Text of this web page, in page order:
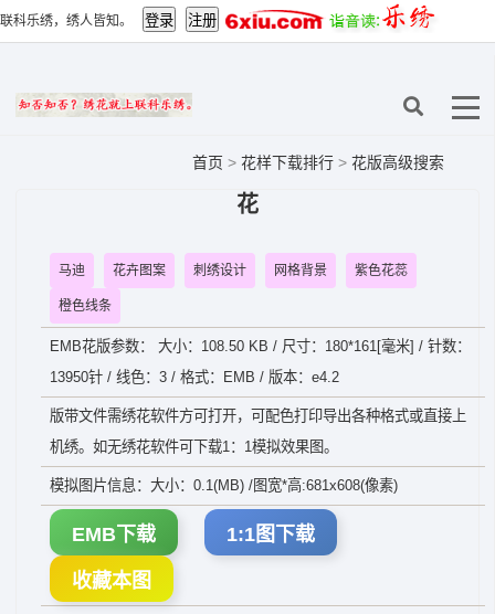
联科乐绣，绣人皆知。
首页 > 花样下载排行 > 花版高级搜索
花
马迪 花卉图案 刺绣设计 网格背景 紫色花蕊
橙色线条
EMB花版参数： 大小：108.50 KB / 尺寸：180*161[毫米] / 针数：
13950针 / 线色：3 / 格式：EMB / 版本：e4.2
版带文件需绣花软件方可打开，可配色打印导出各种格式或直接上
机绣。如无绣花软件可下载1：1模拟效果图。
模拟图片信息：大小：0.1(MB) /图宽*高:681x608(像素)
EMB下载 1:1图下载
收藏本图